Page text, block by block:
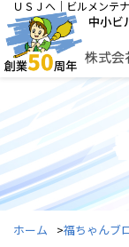
ＵＳＪへ｜ビルメンテ
ホーム 福ちゃんブ